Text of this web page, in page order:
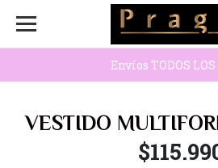
Envíos TODOS LOS
VESTIDO